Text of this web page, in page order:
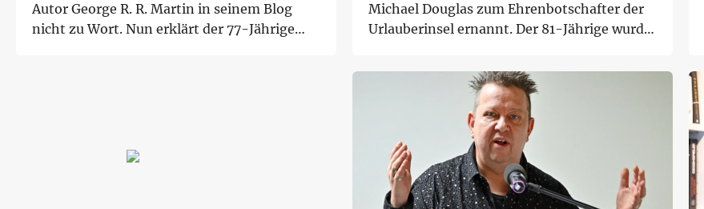
Autor George R. R. Martin in seinem Blog
nicht zu Wort. Nun erklärt der 77-Jährige
Michael Douglas zum Ehrenbotschafter der
Urlauberinsel ernannt. Der 81-Jährige wurde